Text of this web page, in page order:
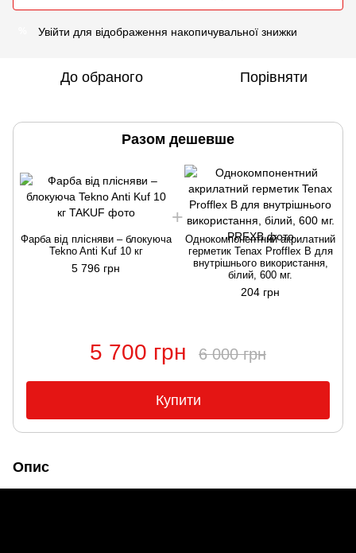
Увійти для відображення накопичувальної знижки
До обраного Порівняти
Разом дешевше
Фарба від плісняви ​​– блокуюча
Tekno Anti Kuf 10 кг
5 796 грн
Однокомпонентний акрилатний
герметик Tenax Profflex B для
внутрішнього використання,
білий, 600 мг.
204 грн
5 700 грн 6 000 грн
Купити
Опис